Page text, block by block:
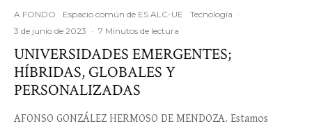
A FONDO Espacio común de ES ALC-UE Tecnología ·
3 de junio de 2023 · 7 Minutos de lectura
UNIVERSIDADES EMERGENTES;
HÍBRIDAS, GLOBALES Y
PERSONALIZADAS
AFONSO GONZÁLEZ HERMOSO DE MENDOZA. Estamos